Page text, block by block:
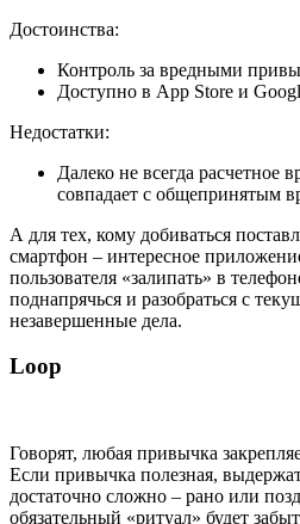
Достоинства:
Контроль за вредными
Доступно в App Store и
Недостатки:
Далеко не всегда расчетное
совпадает с общепринятым
А для тех, кому добиваться
смартфон – интересное
пользователя «залипать» в
поднапрячься и разобраться с
незавершенные дела.
Loop
Говорят, любая привычка
Если привычка полезная,
достаточно сложно – рано или
обязательный «ритуал» будет